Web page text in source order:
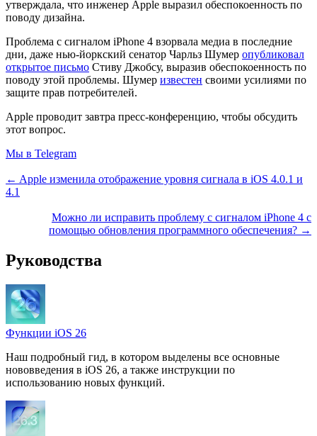
утверждала, что инженер Apple выразил обеспокоенность по
поводу дизайна.
Проблема с сигналом iPhone 4 взорвала медиа в последние
дни, даже нью-йоркский сенатор Чарльз Шумер опубликовал
открытое письмо Стиву Джобсу, выразив обеспокоенность по
поводу этой проблемы. Шумер известен своими усилиями по
защите прав потребителей.
Apple проводит завтра пресс-конференцию, чтобы обсудить
этот вопрос.
Мы в Telegram
← Apple изменила отображение уровня сигнала в iOS 4.0.1 и
4.1
Можно ли исправить проблему с сигналом iPhone 4 с
помощью обновления программного обеспечения? →
Руководства
Функции iOS 26
Наш подробный гид, в котором выделены все основные
нововведения в iOS 26, а также инструкции по
использованию новых функций.